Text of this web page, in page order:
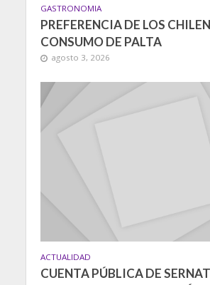
GASTRONOMIA
PREFERENCIA DE LOS
CONSUMO DE PALTA
agosto 3, 2026
ACTUALIDAD
CUENTA PÚBLICA DE